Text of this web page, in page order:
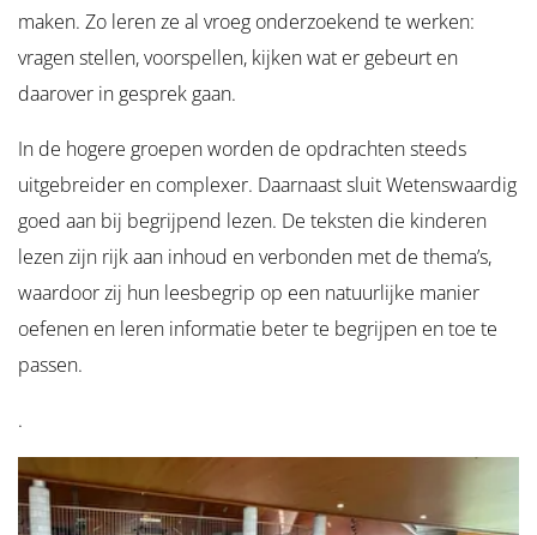
maken. Zo leren ze al vroeg onderzoekend te werken:
vragen stellen, voorspellen, kijken wat er gebeurt en
daarover in gesprek gaan.
In de hogere groepen worden de opdrachten steeds
uitgebreider en complexer. Daarnaast sluit Wetenswaardig
goed aan bij begrijpend lezen. De teksten die kinderen
lezen zijn rijk aan inhoud en verbonden met de thema’s,
waardoor zij hun leesbegrip op een natuurlijke manier
oefenen en leren informatie beter te begrijpen en toe te
passen.
.